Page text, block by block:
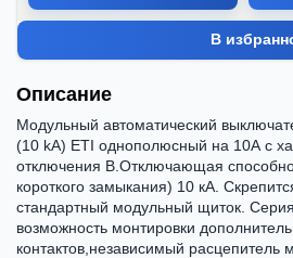
В
Описание
Модульный автоматический
(10 kA) ETI однополюсный на 10А с
отключения В.Отключающая
короткого замыкания) 10 кА.
стандартный модульный щиток.
возможность монтировки
контактов,независимый расцепитель